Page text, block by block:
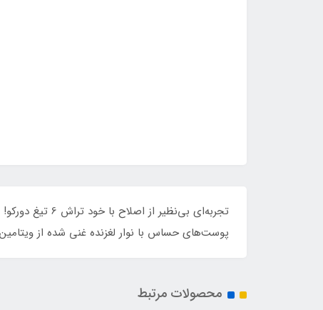
تجربه‌ای
پوست‌های حساس با نوار لغزنده غنی شده از ویتامین E و آلوئه‌ورا. بهترین انتخاب برای ظاهری شاداب و جذاب!
محصولات مرتبط